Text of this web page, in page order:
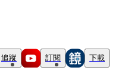
追蹤 訂閱 下載